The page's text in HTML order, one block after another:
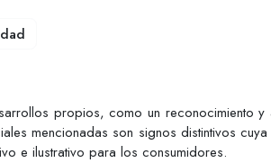
propios, como un reconocimiento
mencionadas son signos distintivos
e ilustrativo para los consumidores.